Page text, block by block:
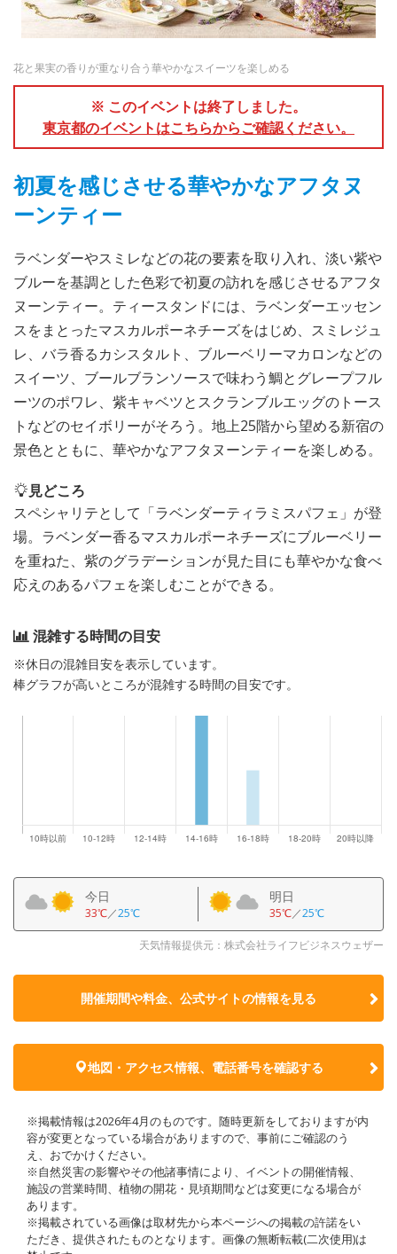
花と果実の香りが重なり合う華やかなスイーツを楽しめる
※ このイベントは終了しました。
東京都のイベントはこちらからご確認ください。
初夏を感じさせる華やかなアフタヌ
ーンティー
ラベンダーやスミレなどの花の要素を取り入れ、淡い紫や
ブルーを基調とした色彩で初夏の訪れを感じさせるアフタ
ヌーンティー。ティースタンドには、ラベンダーエッセン
スをまとったマスカルポーネチーズをはじめ、スミレジュ
レ、バラ香るカシスタルト、ブルーベリーマカロンなどの
スイーツ、ブールブランソースで味わう鯛とグレープフル
ーツのポワレ、紫キャベツとスクランブルエッグのトース
トなどのセイボリーがそろう。地上25階から望める新宿の
景色とともに、華やかなアフタヌーンティーを楽しめる。
見どころ
スペシャリテとして「ラベンダーティラミスパフェ」が登
場。ラベンダー香るマスカルポーネチーズにブルーベリー
を重ねた、紫のグラデーションが見た目にも華やかな食べ
応えのあるパフェを楽しむことができる。
混雑する時間の目安
※休日の混雑目安を表示しています。
棒グラフが高いところが混雑する時間の目安です。
今日
33℃／25℃
明日
35℃／25℃
天気情報提供元：株式会社ライフビジネスウェザー
開催期間や料金、公式サイトの情報を見る
地図・アクセス情報、電話番号を確認する
※掲載情報は2026年4月のものです。随時更新をしておりますが内
容が変更となっている場合がありますので、事前にご確認のう
え、おでかけください。
※自然災害の影響やその他諸事情により、イベントの開催情報、
施設の営業時間、植物の開花・見頃期間などは変更になる場合が
あります。
※掲載されている画像は取材先から本ページへの掲載の許諾をい
ただき、提供されたものとなります。画像の無断転載(二次使用)は